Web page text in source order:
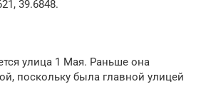
39.6848.
улица 1 Мая. Раньше она
поскольку была главной улицей